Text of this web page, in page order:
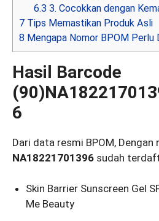
6.3 3. Cocokkan dengan
7 Tips Memastikan Produk Asli
8 Mengapa Nomor BPOM Perlu
Hasil Barcode
6
Dari data resmi BPOM,
NA18221701396 sudah
Skin Barrier Sunscreen Gel
Me Beauty